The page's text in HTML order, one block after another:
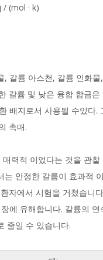
/ (mol · k)
, 갈륨 아스천, 갈륨 인화
갈륨 및 낮은 융합 합금
배지로서 사용될 수있다.
촉매.
매력적 이었다는 것을 관
는 안정한 갈륨이 효과적
자에서 시험을 거쳤습니
에 유해합니다. 갈륨의
줄일 수 있습니다.